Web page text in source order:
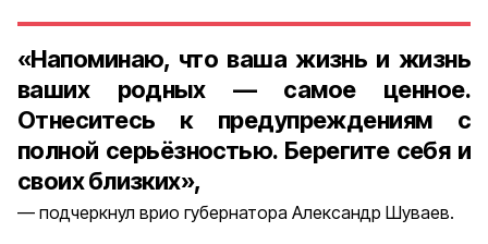
«Напоминаю, что ваша жизнь и жизнь
ваших родных — самое ценное.
Отнеситесь к предупреждениям с
полной серьёзностью. Берегите себя и
своих близких»,
подчеркнул врио губернатора Александр Шуваев.